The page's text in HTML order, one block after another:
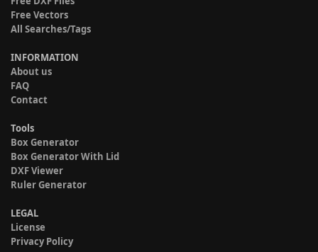
Free Vectors
All Searches/Tags
INFORMATION
About us
FAQ
Contact
Tools
Box Generator
Box Generator With Lid
DXF Viewer
Ruler Generator
LEGAL
License
Privacy Policy